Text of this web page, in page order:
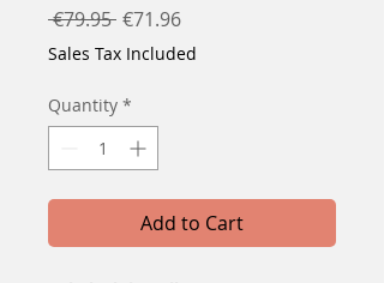
€79.95 Regular
Price
€71.96Sale
Price
Sales Tax Included
Quantity *
Add to Cart